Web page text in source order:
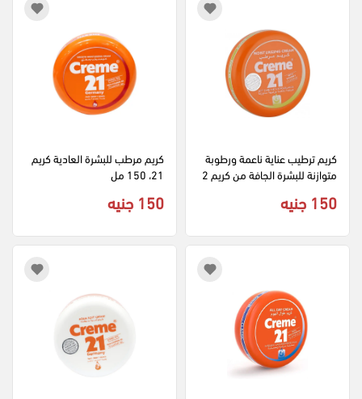
متوازنة للبشرة الجافة من كريم 2
150 جنيه
21، 150 مل
150 جنيه